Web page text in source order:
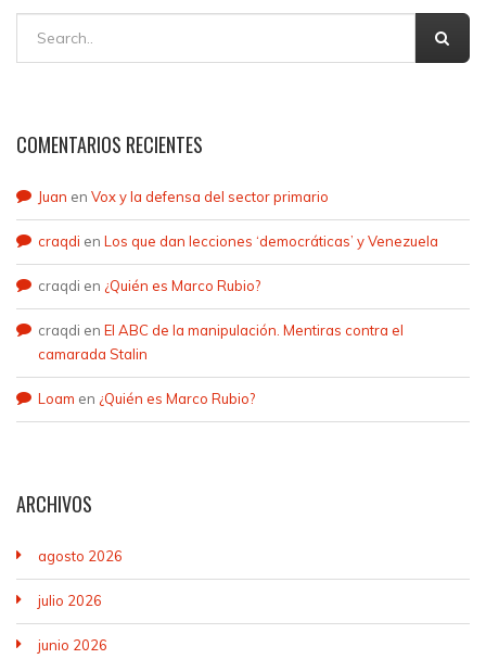
COMENTARIOS RECIENTES
Juan en Vox y la defensa del sector primario
craqdi en Los que dan lecciones ‘democráticas’ y Venezuela
craqdi en ¿Quién es Marco Rubio?
craqdi en El ABC de la manipulación. Mentiras contra el
camarada Stalin
Loam en ¿Quién es Marco Rubio?
ARCHIVOS
agosto 2026
julio 2026
junio 2026